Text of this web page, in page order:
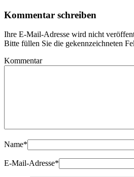
Kommentar schreiben
Ihre E-Mail-Adresse wird nicht
Bitte füllen Sie die gekennzeichneten
Kommentar
Name*
E-Mail-Adresse*